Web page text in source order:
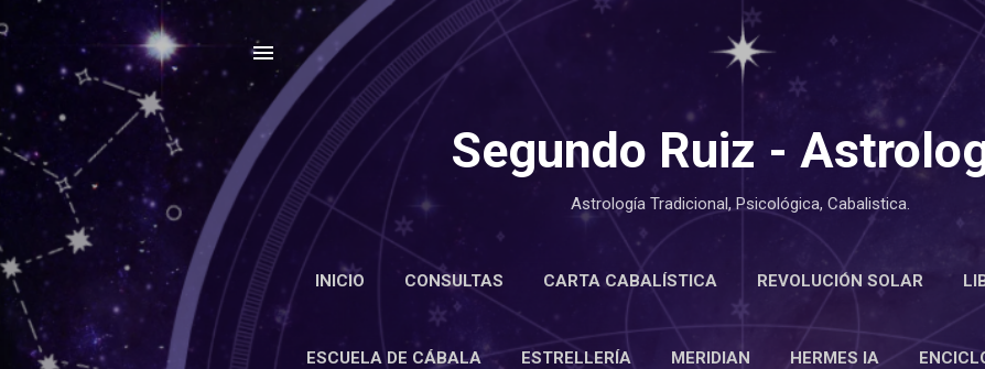
Ir al contenido principal
Segundo Ruiz -
Astrología Tradicional, Psicológica, Cabalistica.
INICIO CONSULTAS CARTA CABALÍSTICA REVOLUCIÓN SOLAR
ENCICLOPEDIA ESTRELLERÍA MERIDIAN MÁS…
ESCUELA DE CÁBALA
ESTRELLERÍA MERIDIAN HERMES IA